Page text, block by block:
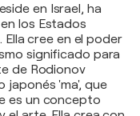
en Israel, ha
los Estados
Ella cree en el poder
significado para
de Rodionov
japonés 'ma', que
es un concepto